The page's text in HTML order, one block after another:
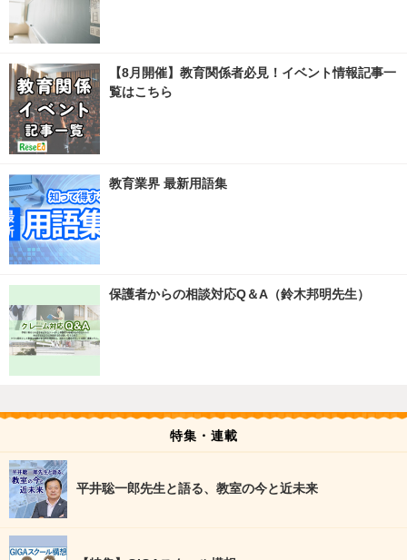
【8月開催】教育関係者必見！イベント情報記事一
覧はこちら
教育業界 最新用語集
保護者からの相談対応Q＆A（鈴木邦明先生）
特集・連載
平井聡一郎先生と語る、教室の今と近未来